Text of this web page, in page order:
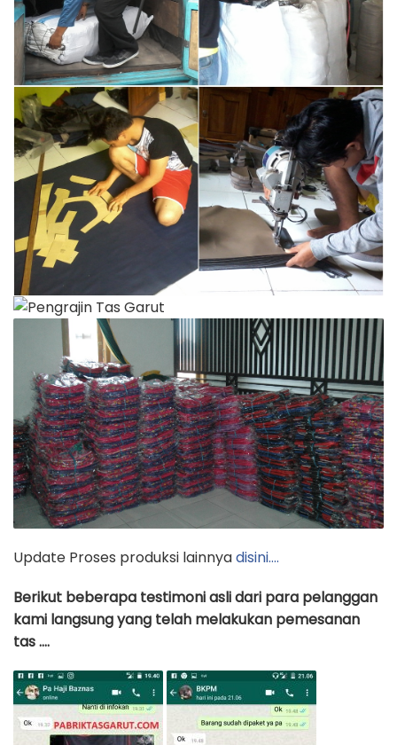
Update Proses produksi lainnyadisini….
Berikut beberapa testimoni asli dari para pelanggan
kami langsung yang telah melakukan pemesanan
tas ….